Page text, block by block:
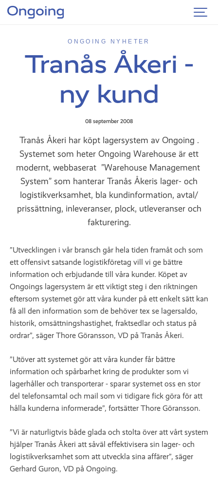
ONGOING NYHETER
Tranås Åkeri -
ny kund
08 september 2008
Tranås Åkeri har köpt lagersystem av Ongoing .
Systemet som heter Ongoing Warehouse är ett
modernt, webbaserat ”Warehouse Management
System” som hanterar Tranås Åkeris lager- och
logistikverksamhet, bla kundinformation, avtal/
prissättning, inleveranser, plock, utleveranser och
fakturering.
”Utvecklingen i vår bransch går hela tiden framåt och som
ett offensivt satsande logistikföretag vill vi ge bättre
information och erbjudande till våra kunder. Köpet av
Ongoings lagersystem är ett viktigt steg i den riktningen
eftersom systemet gör att våra kunder på ett enkelt sätt kan
få all den information som de behöver tex se lagersaldo,
historik, omsättningshastighet, fraktsedlar och status på
ordrar”, säger Thore Göransson, VD på Tranås Åkeri.
”Utöver att systemet gör att våra kunder får bättre
information och spårbarhet kring de produkter som vi
lagerhåller och transporterar - sparar systemet oss en stor
del telefonsamtal och mail som vi tidigare fick göra för att
hålla kunderna informerade”, fortsätter Thore Göransson.
”Vi är naturligtvis både glada och stolta över att vårt system
hjälper Tranås Åkeri att såväl effektivisera sin lager- och
logistikverksamhet som att utveckla sina affärer”, säger
Gerhard Guron, VD på Ongoing.